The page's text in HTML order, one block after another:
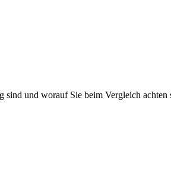
und worauf Sie beim Vergleich achten